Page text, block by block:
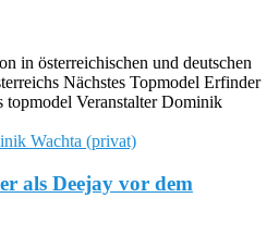
in österreichischen und deutschen
Nächstes Topmodel Erfinder
topmodel Veranstalter Dominik
als Deejay vor dem